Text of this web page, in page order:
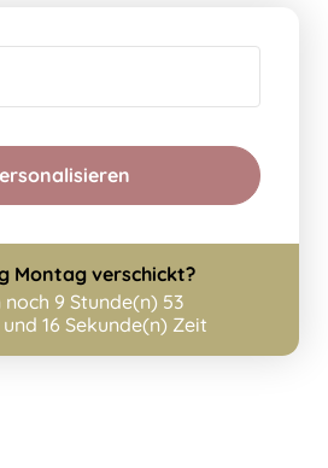
Montag verschickt?
noch 9 Stunde(n) 53
16 Sekunde(n) Zeit